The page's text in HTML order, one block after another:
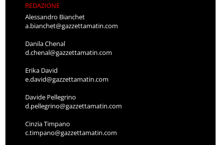
REDAZIONE
Alessandro Bianchet
a.bianchet@gazzettamatin.com
Danila Chenal
d.chenal@gazzettamatin.com
Erika David
e.david@gazzettamatin.com
Davide Pellegrino
d.pellegrino@gazzettamatin.com
Cinzia Timpano
c.timpano@gazzettamatin.com